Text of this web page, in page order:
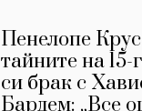
Пенелопе
тайните на
си брак с
Бардем: „Все